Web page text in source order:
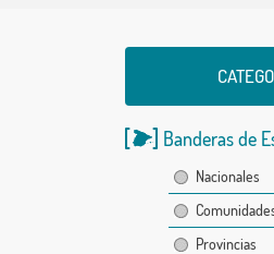
Banderas de
Nacionales
Provincias